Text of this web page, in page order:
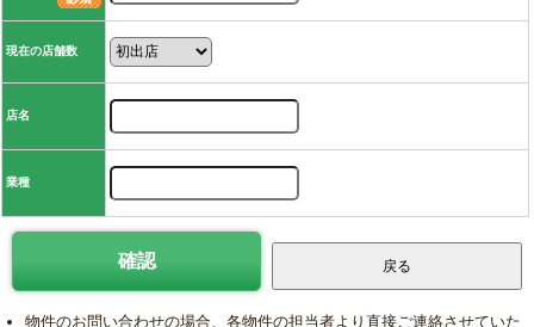
現在の店舗数
店名
業種
物件のお問い合わせの場合、各物件の担当者より直接ご連絡させていた